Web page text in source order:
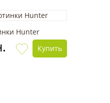
Hunter
Купить